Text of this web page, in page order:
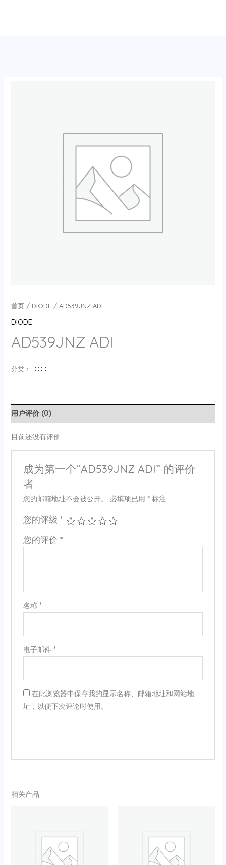
首页/ DIODE/ AD539JNZ ADI
DIODE
AD539JNZ ADI
分类： DIODE
用户评价 (0)
目前还没有评价
成为第一个“AD539JNZ ADI” 的评价
者
您的邮箱地址不会被公开。 必填项已用 *标注
您的评级 *
您的评价 *
名称 *
电子邮件 *
在此浏览器中保存我的显示名称、邮箱地址和网站地
址，以便下次评论时使用。
相关产品